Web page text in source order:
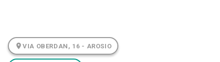
VIA OBERDAN, 16 - AROSIO